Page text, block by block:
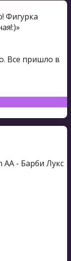
Фигурка
Все пришло в
AA - Барби Лукс